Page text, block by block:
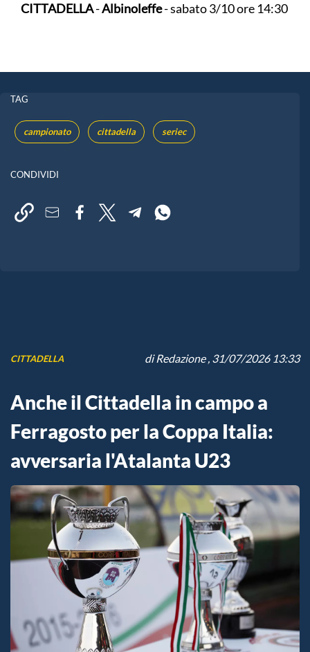
CITTADELLA-Albinoleffe- sabato 3/10 ore 14:30
TAG
campionato cittadella seriec
CONDIVIDI
CITTADELLA diRedazione, 31/07/2026 13:33
Anche il Cittadella in campo a
Ferragosto per la Coppa Italia:
avversaria l'Atalanta U23